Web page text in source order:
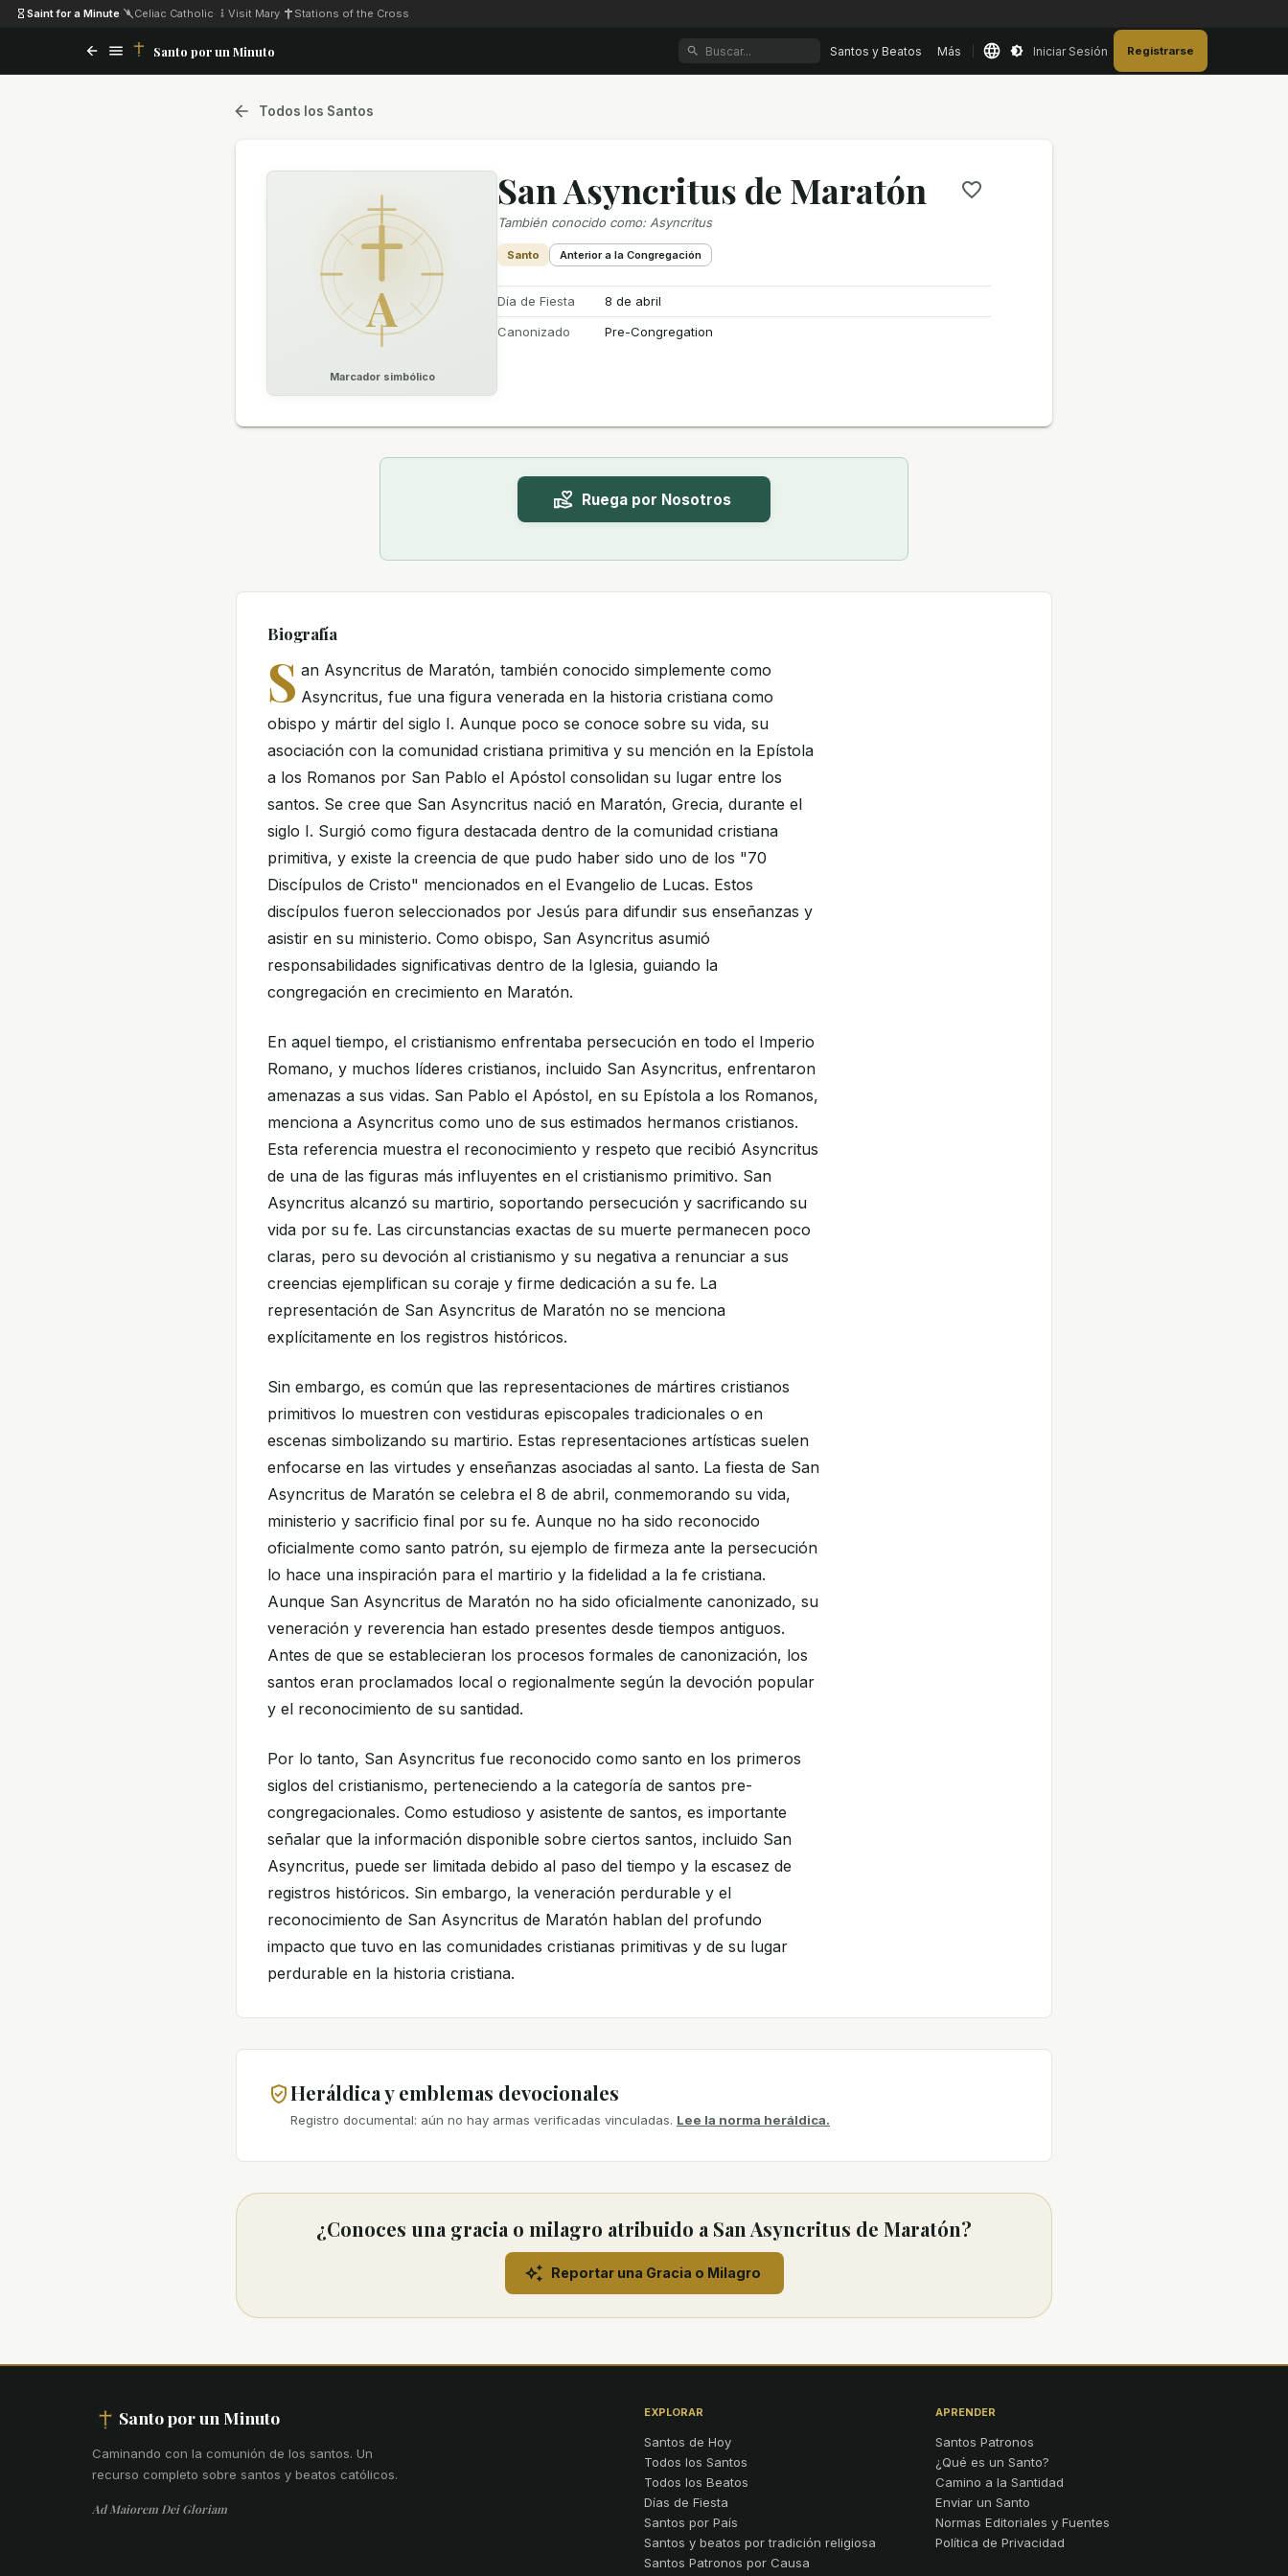
Saint for a Minute Celiac Catholic Visit Mary Stations of the Cross
Santo por un Minuto Santos y Beatos Más Iniciar Sesión Registrarse
Todos los Santos
A
Marcador simbólico
San Asyncritus de Maratón
También conocido como: Asyncritus
Santo Anterior a la Congregación
Día de Fiesta
8 de abril
Canonizado
Pre-Congregation
Ruega por Nosotros
Biografía
S an Asyncritus de Maratón, también conocido simplemente como
Asyncritus, fue una figura venerada en la historia cristiana como
obispo y mártir del siglo I. Aunque poco se conoce sobre su vida, su
asociación con la comunidad cristiana primitiva y su mención en la Epístola
a los Romanos por San Pablo el Apóstol consolidan su lugar entre los
santos. Se cree que San Asyncritus nació en Maratón, Grecia, durante el
siglo I. Surgió como figura destacada dentro de la comunidad cristiana
primitiva, y existe la creencia de que pudo haber sido uno de los "70
Discípulos de Cristo" mencionados en el Evangelio de Lucas. Estos
discípulos fueron seleccionados por Jesús para difundir sus enseñanzas y
asistir en su ministerio. Como obispo, San Asyncritus asumió
responsabilidades significativas dentro de la Iglesia, guiando la
congregación en crecimiento en Maratón.
En aquel tiempo, el cristianismo enfrentaba persecución en todo el Imperio
Romano, y muchos líderes cristianos, incluido San Asyncritus, enfrentaron
amenazas a sus vidas. San Pablo el Apóstol, en su Epístola a los Romanos,
menciona a Asyncritus como uno de sus estimados hermanos cristianos.
Esta referencia muestra el reconocimiento y respeto que recibió Asyncritus
de una de las figuras más influyentes en el cristianismo primitivo. San
Asyncritus alcanzó su martirio, soportando persecución y sacrificando su
vida por su fe. Las circunstancias exactas de su muerte permanecen poco
claras, pero su devoción al cristianismo y su negativa a renunciar a sus
creencias ejemplifican su coraje y firme dedicación a su fe. La
representación de San Asyncritus de Maratón no se menciona
explícitamente en los registros históricos.
Sin embargo, es común que las representaciones de mártires cristianos
primitivos lo muestren con vestiduras episcopales tradicionales o en
escenas simbolizando su martirio. Estas representaciones artísticas suelen
enfocarse en las virtudes y enseñanzas asociadas al santo. La fiesta de San
Asyncritus de Maratón se celebra el 8 de abril, conmemorando su vida,
ministerio y sacrificio final por su fe. Aunque no ha sido reconocido
oficialmente como santo patrón, su ejemplo de firmeza ante la persecución
lo hace una inspiración para el martirio y la fidelidad a la fe cristiana.
Aunque San Asyncritus de Maratón no ha sido oficialmente canonizado, su
veneración y reverencia han estado presentes desde tiempos antiguos.
Antes de que se establecieran los procesos formales de canonización, los
santos eran proclamados local o regionalmente según la devoción popular
y el reconocimiento de su santidad.
Por lo tanto, San Asyncritus fue reconocido como santo en los primeros
siglos del cristianismo, perteneciendo a la categoría de santos pre-
congregacionales. Como estudioso y asistente de santos, es importante
señalar que la información disponible sobre ciertos santos, incluido San
Asyncritus, puede ser limitada debido al paso del tiempo y la escasez de
registros históricos. Sin embargo, la veneración perdurable y el
reconocimiento de San Asyncritus de Maratón hablan del profundo
impacto que tuvo en las comunidades cristianas primitivas y de su lugar
perdurable en la historia cristiana.
Heráldica y emblemas devocionales
Registro documental: aún no hay armas verificadas vinculadas. Lee la norma heráldica.
¿Conoces una gracia o milagro atribuido a San Asyncritus de Maratón?
Reportar una Gracia o Milagro
Santo por un Minuto
Caminando con la comunión de los santos. Un
recurso completo sobre santos y beatos católicos.
Ad Maiorem Dei Gloriam
EXPLORAR
Santos de Hoy
Todos los Santos
Todos los Beatos
Días de Fiesta
Santos por País
Santos y beatos por tradición religiosa
Santos Patronos por Causa
APRENDER
Santos Patronos
¿Qué es un Santo?
Camino a la Santidad
Enviar un Santo
Normas Editoriales y Fuentes
Política de Privacidad